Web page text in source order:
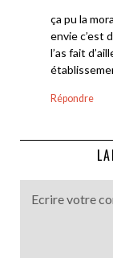
ça pu la
envie c’est
l’as fait
Répondre